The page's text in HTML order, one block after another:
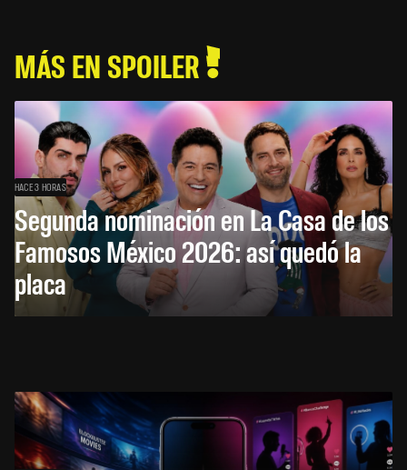
MÁS EN SPOILER
HACE 3 HORAS
Segunda nominación en La Casa de los
Famosos México 2026: así quedó la
placa